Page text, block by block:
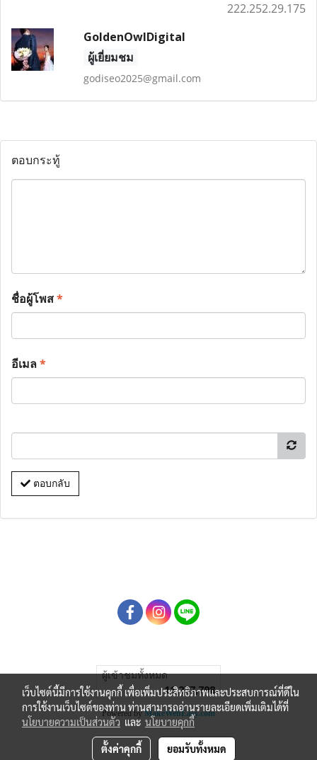
222.252.29.175
GoldenOwlDigital
ผู้เยี่ยมชม
godiseo2025@gmail.com
ตอบกระทู้
ชื่อผู้โพส*
อีเมล*
ตอบกลับ
ผู้เข้าชมทั้งหมด
11,277,798
Powered byMakeWebEasy.com
เว็บไซต์นี้มีการใช้งานคุกกี้ เพื่อเพิ่มประสิทธิภาพและประสบการณ์ที่ดีใน
การใช้งานเว็บไซต์ของท่าน ท่านสามารถอ่านรายละเอียดเพิ่มเติมได้ที่
นโยบายความเป็นส่วนตัว และ นโยบายคุกกี้
ตั้งค่าคุกกี้ ยอมรับทั้งหมด